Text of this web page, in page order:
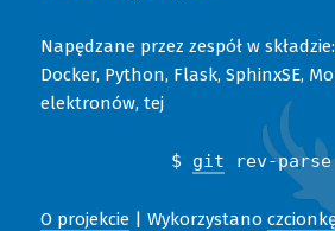
Napędzane przez zespół w składzie:
Docker, Python, Flask, SphinxSE,
elektronów, tej
$ git rev-parse
O projekcie| Wykorzystano